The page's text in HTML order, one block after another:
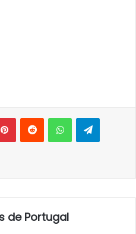
PinterestReddit WhatsApp
de Portugal